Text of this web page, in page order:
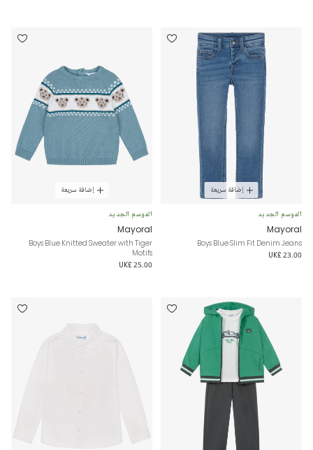
إضافة سريعة
الموسم الجديد
Mayoral
Boys Blue Slim Fit Denim Jeans
UK£ 23.00
إضافة سريعة
الموسم الجديد
Mayoral
Boys Blue Knitted Sweater with Tiger
Motifs
UK£ 25.00